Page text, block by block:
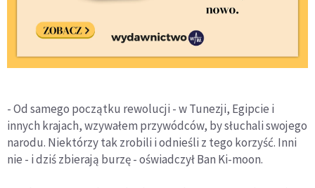
- Od samego początku rewolucji - w Tunezji, Egipcie i
innych krajach, wzywałem przywódców, by słuchali swojego
narodu. Niektórzy tak zrobili i odnieśli z tego korzyść. Inni
nie - i dziś zbierają burzę - oświadczył Ban Ki-moon.